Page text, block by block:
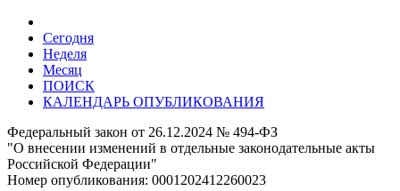
Сегодня
Неделя
Месяц
ПОИСК
КАЛЕНДАРЬ ОПУБЛИКОВАНИЯ
Федеральный закон от 26.12.2024 № 494-ФЗ
"О внесении изменений в отдельные законодательные акты
Российской Федерации"
Номер опубликования: 0001202412260023